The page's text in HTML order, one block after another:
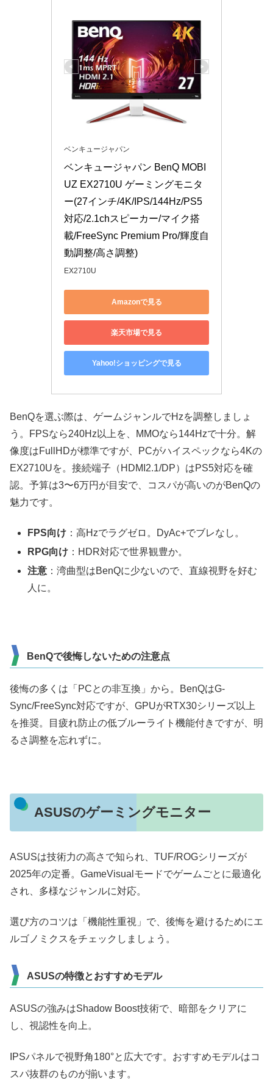
ベンキュージャパン
ベンキュージャパン BenQ MOBI
UZ EX2710U ゲーミングモニタ
ー(27インチ/4K/IPS/144Hz/PS5
対応/2.1chスピーカー/マイク搭
載/FreeSync Premium Pro/輝度自
動調整/高さ調整)
EX2710U
Amazonで見る
楽天市場で見る
Yahoo!ショッピングで見る
BenQを選ぶ際は、ゲームジャンルでHzを調整しましょ
う。FPSなら240Hz以上を、MMOなら144Hzで十分。解
像度はFullHDが標準ですが、PCがハイスペックなら4Kの
EX2710Uを。接続端子（HDMI2.1/DP）はPS5対応を確
認。予算は3〜6万円が目安で、コスパが高いのがBenQの
魅力です。
FPS向け ：高Hzでラグゼロ。DyAc+でブレなし。
RPG向け ：HDR対応で世界観豊か。
注意 ：湾曲型はBenQに少ないので、直線視野を好む
人に。
BenQで後悔しないための注意点
後悔の多くは「PCとの非互換」から。BenQはG-
Sync/FreeSync対応ですが、GPUがRTX30シリーズ以上
を推奨。目疲れ防止の低ブルーライト機能付きですが、明
るさ調整を忘れずに。
ASUSのゲーミングモニター
ASUSは技術力の高さで知られ、TUF/ROGシリーズが
2025年の定番。GameVisualモードでゲームごとに最適化
され、多様なジャンルに対応。
選び方のコツは「機能性重視」で、後悔を避けるためにエ
ルゴノミクスをチェックしましょう。
ASUSの特徴とおすすめモデル
ASUSの強みはShadow Boost技術で、暗部をクリアに
し、視認性を向上。
IPSパネルで視野角180°と広大です。おすすめモデルはコ
スパ抜群のものが揃います。